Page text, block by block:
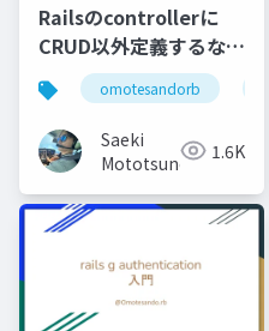
Railsのcontrollerに
CRUD以外定義するな委
員会活動報告2
omotesandorb
Saeki
Mototsune
1.6K